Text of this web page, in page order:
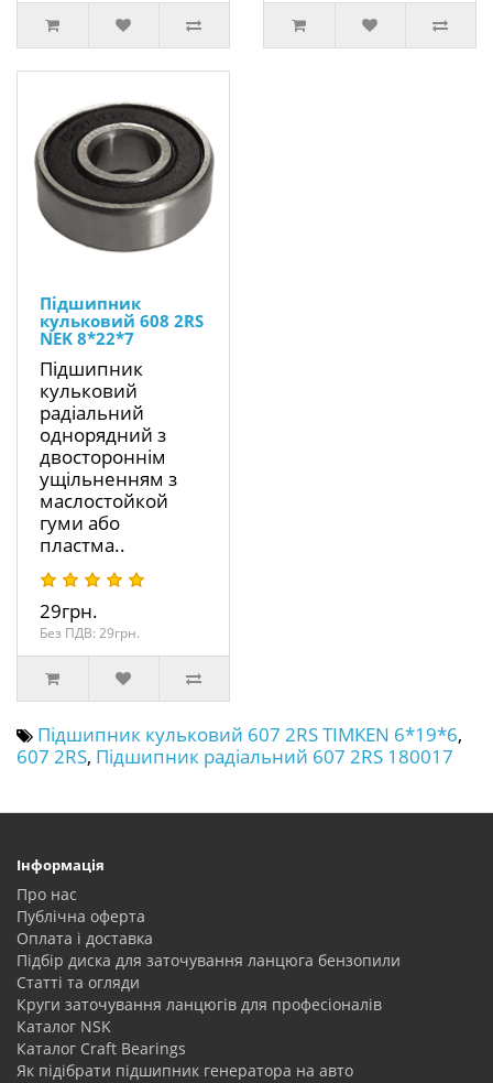
Підшипник
кульковий 608 2RS
NEK 8*22*7
Підшипник
кульковий
радіальний
однорядний з
двостороннім
ущільненням з
маслостойкой
гуми або
пластма..
29грн.
Без ПДВ: 29грн.
Підшипник кульковий 607 2RS TIMKEN 6*19*6,
607 2RS, Підшипник радіальний 607 2RS 180017
Інформація
Про нас
Публічна оферта
Оплата і доставка
Підбір диска для заточування ланцюга бензопили
Статті та огляди
Круги заточування ланцюгів для професіоналів
Каталог NSK
Каталог Craft Bearings
Як підібрати підшипник генератора на авто